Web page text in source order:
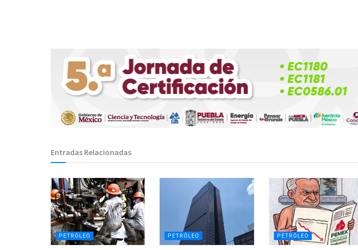
Entradas Relacionadas
PETRÓLEO PETRÓLEO PETRÓLEO